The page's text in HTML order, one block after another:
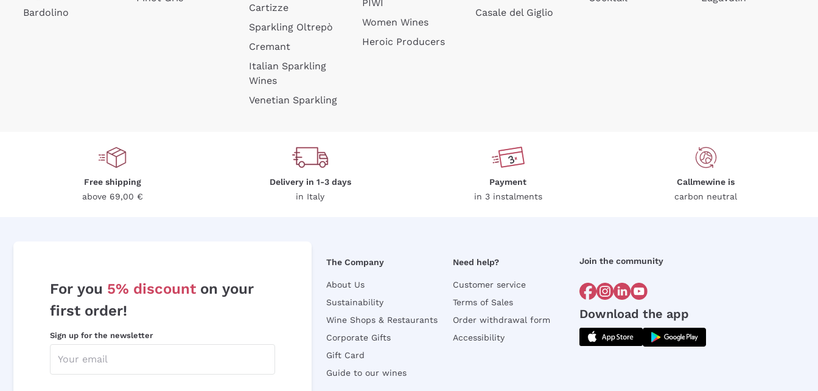
Bardolino
Cartizze
Sparkling Oltrepò
Cremant
Italian Sparkling
Wines
Venetian Sparkling
PIWI
Women Wines
Heroic Producers
Casale del Giglio
Free shipping
above 69,00 €
Delivery in 1-3 days
in Italy
Payment
in 3 instalments
Callmewine is
carbon neutral
For you 5% discount on your
first order!
Sign up for the newsletter
The Company
About Us
Sustainability
Wine Shops & Restaurants
Corporate Gifts
Gift Card
Guide to our wines
Need help?
Customer service
Terms of Sales
Order withdrawal form
Accessibility
Join the community
Download the app